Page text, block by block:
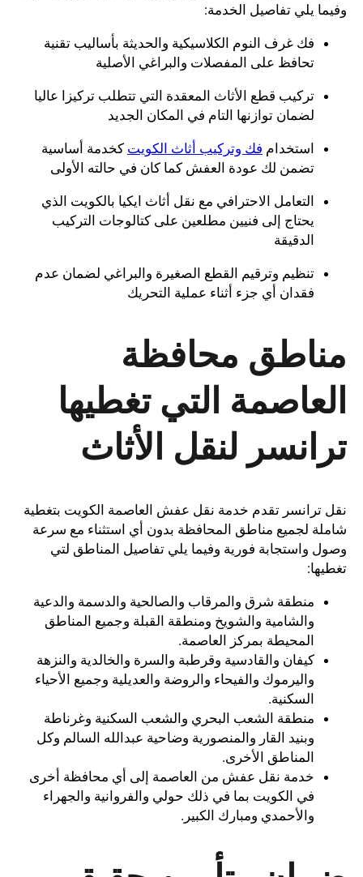
وفيما يلي تفاصيل الخدمة:
فك غرف النوم الكلاسيكية والحديثة بأساليب تقنية
تحافظ على المفصلات والبراغي الأصلية
تركيب قطع الأثاث المعقدة التي تتطلب تركيزا عاليا
لضمان توازنها التام في المكان الجديد
استخدام فك وتركيب أثاث الكويت كخدمة أساسية
تضمن لك عودة العفش كما كان في حالته الأولى
التعامل الاحترافي مع نقل أثاث ايكيا بالكويت الذي
يحتاج إلى فنيين مطلعين على كتالوجات التركيب
الدقيقة
تنظيم وترقيم القطع الصغيرة والبراغي لضمان عدم
فقدان أي جزء أثناء عملية التحريك
مناطق محافظة
العاصمة التي تغطيها
ترانسر لنقل الأثاث
نقل ترانسر تقدم خدمة نقل عفش العاصمة الكويت بتغطية
شاملة لجميع مناطق المحافظة بدون أي استثناء مع سرعة
وصول واستجابة فورية وفيما يلي تفاصيل المناطق لتي
تغطيها:
منطقة شرق والمرقاب والصالحية والدسمة والدعية
والشامية والشويخ ومنطقة القبلة وجميع المناطق
المحيطة بمركز العاصمة.
كيفان والقادسية وقرطبة والسرة والخالدية والنزهة
واليرموك والفيحاء والروضة والعديلية وجميع الأحياء
السكنية.
منطقة الشعب البحري والشعب السكنية وغرناطة
وبنيد القار والمنصورية وضاحية عبدالله السالم وكل
المناطق الأخرى.
خدمة نقل عفش من العاصمة إلى أي محافظة أخرى
في الكويت بما في ذلك حولي والفروانية والجهراء
والأحمدي ومبارك الكبير.